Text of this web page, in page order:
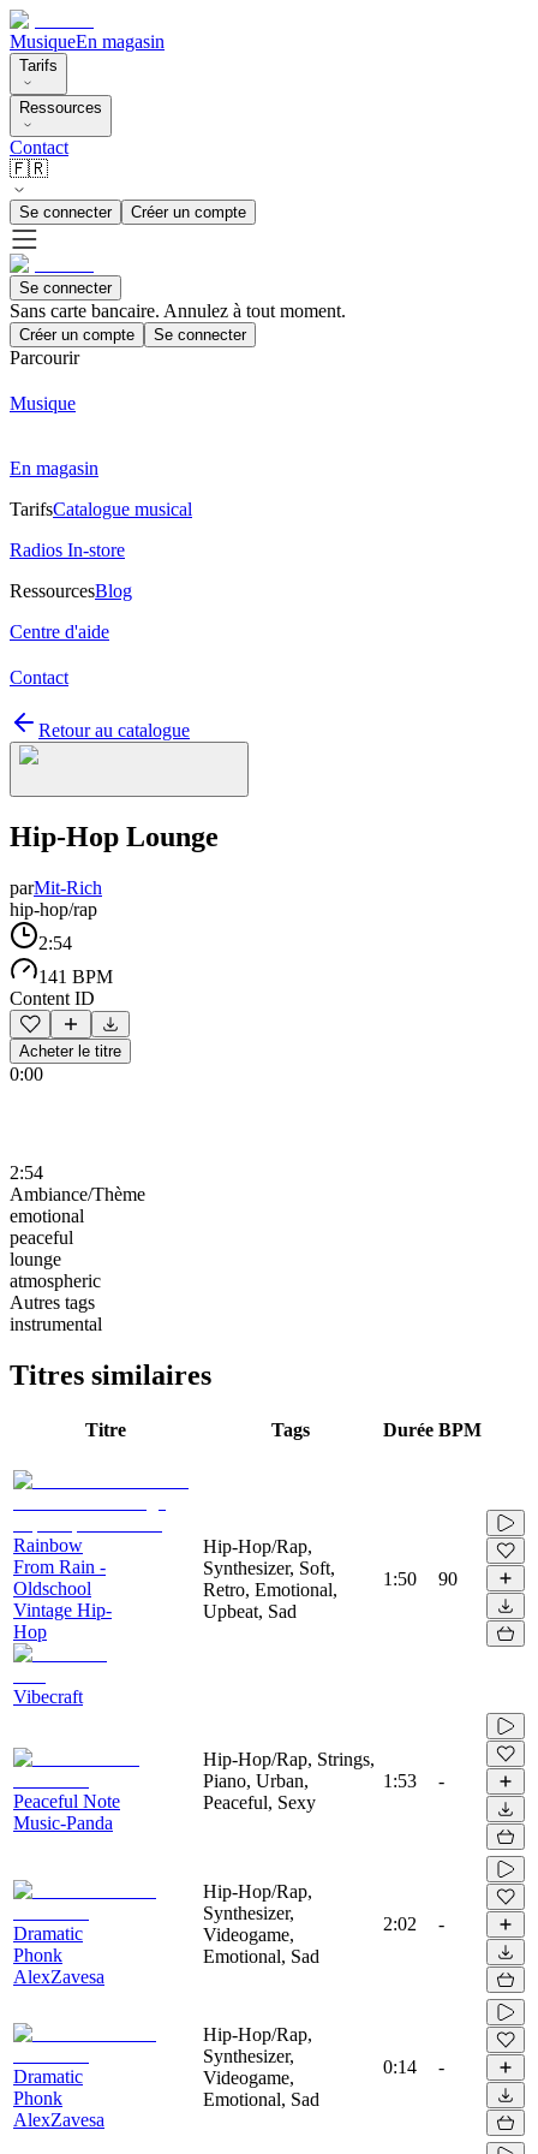
MusiqueEn magasin
Tarifs
Ressources
Contact
🇫🇷
Se connecter Créer un compte
Se connecter
Sans carte bancaire. Annulez à tout moment.
Créer un compte Se connecter
Parcourir
Musique
En magasin
TarifsCatalogue musical
Radios In-store
RessourcesBlog
Centre d'aide
Contact
Retour au catalogue
Hip-Hop Lounge
parMit-Rich
hip-hop/rap
2:54
141 BPM
Content ID
Acheter le titre
0:00
2:54
Ambiance/Thème
emotional
peaceful
lounge
atmospheric
Autres tags
instrumental
Titres similaires
Titre Tags Durée BPM
Rainbow
From Rain -
Oldschool
Vintage Hip-
Hop
Vibecraft
Hip-Hop/Rap,
Synthesizer, Soft,
Retro, Emotional,
Upbeat, Sad
1:50 90
Peaceful Note
Music-Panda
Hip-Hop/Rap, Strings,
Piano, Urban,
Peaceful, Sexy
1:53 -
Dramatic
Phonk
AlexZavesa
Hip-Hop/Rap,
Synthesizer,
Videogame,
Emotional, Sad
2:02 -
Dramatic
Phonk
AlexZavesa
Hip-Hop/Rap,
Synthesizer,
Videogame,
Emotional, Sad
0:14 -